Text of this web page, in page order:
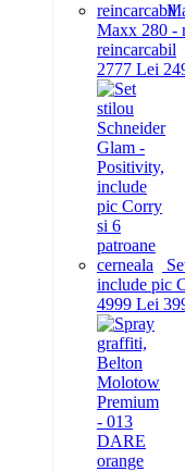
Maxx 280 -
reincarcabil
2777 Lei 24
include pic
4999 Lei 39